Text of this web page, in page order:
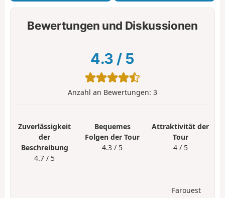
Bewertungen und Diskussionen
4.3 / 5
Anzahl an Bewertungen: 3
Zuverlässigkeit
der
Beschreibung
4.7 / 5
Bequemes
Folgen der Tour
4.3 / 5
Attraktivität der
Tour
4 / 5
Farouest